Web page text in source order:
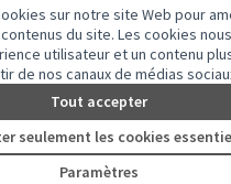
sur notre site Web pour
du site. Les cookies
utilisateur et un contenu
de nos canaux de médias
Tout accepter
seulement les cookies
Paramètres
sur Facebook
ma ville sur Instagram